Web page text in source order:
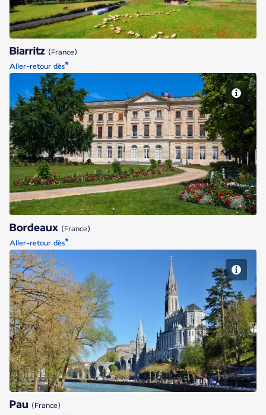
Biarritz (France)
Aller-retour dès*
Bordeaux
Bordeaux (France)
Aller-retour dès*
Pau
Pau (France)